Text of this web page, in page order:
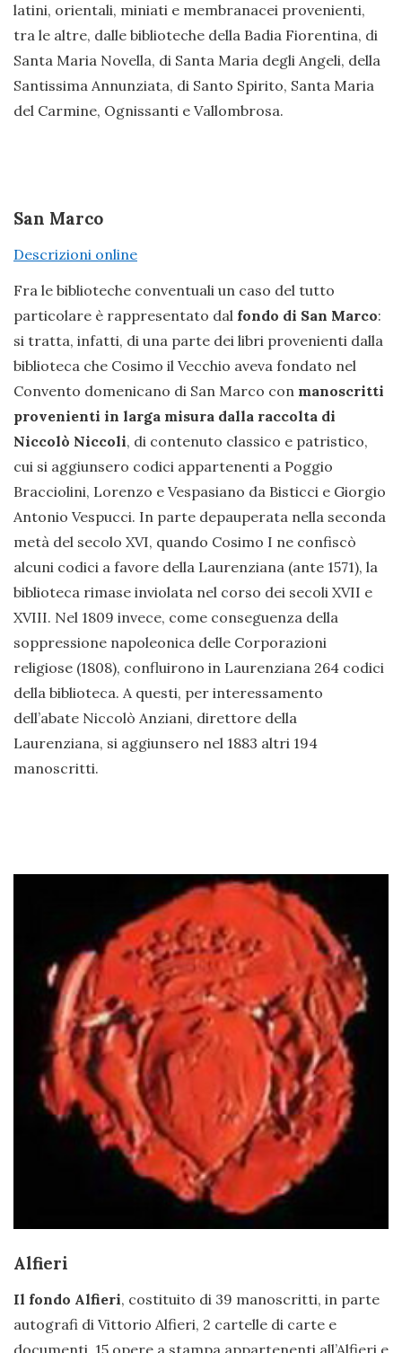
latini, orientali, miniati e membranacei provenienti,
tra le altre, dalle biblioteche della Badia Fiorentina, di
Santa Maria Novella, di Santa Maria degli Angeli, della
Santissima Annunziata, di Santo Spirito, Santa Maria
del Carmine, Ognissanti e Vallombrosa.
San Marco
Descrizioni online
Fra le biblioteche conventuali un caso del tutto
particolare è rappresentato dal fondo di San Marco:
si tratta, infatti, di una parte dei libri provenienti dalla
biblioteca che Cosimo il Vecchio aveva fondato nel
Convento domenicano di San Marco con manoscritti
provenienti in larga misura dalla raccolta di
Niccolò Niccoli, di contenuto classico e patristico,
cui si aggiunsero codici appartenenti a Poggio
Bracciolini, Lorenzo e Vespasiano da Bisticci e Giorgio
Antonio Vespucci. In parte depauperata nella seconda
metà del secolo XVI, quando Cosimo I ne confiscò
alcuni codici a favore della Laurenziana (ante 1571), la
biblioteca rimase inviolata nel corso dei secoli XVII e
XVIII. Nel 1809 invece, come conseguenza della
soppressione napoleonica delle Corporazioni
religiose (1808), confluirono in Laurenziana 264 codici
della biblioteca. A questi, per interessamento
dell’abate Niccolò Anziani, direttore della
Laurenziana, si aggiunsero nel 1883 altri 194
manoscritti.
Alfieri
Il fondo Alfieri, costituito di 39 manoscritti, in parte
autografi di Vittorio Alfieri, 2 cartelle di carte e